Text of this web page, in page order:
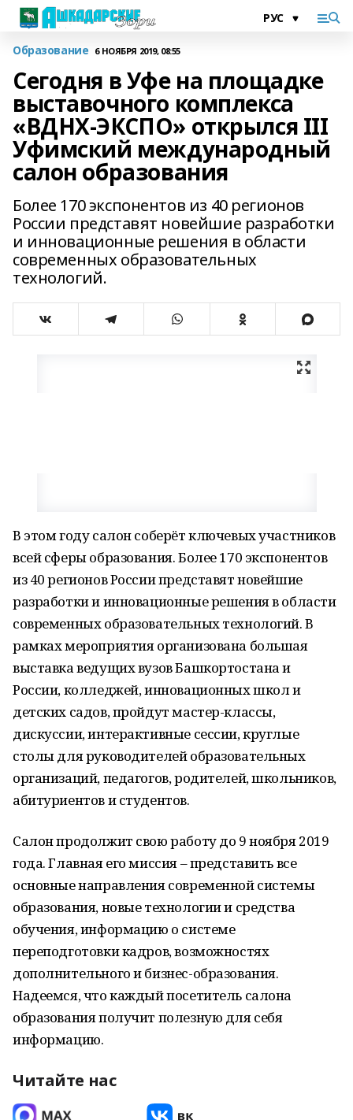
Образование 6 НОЯБРЯ 2019, 08:55
Сегодня в Уфе на площадке
выставочного комплекса
«ВДНХ-ЭКСПО» открылся III
Уфимский международный
салон образования
Более 170 экспонентов из 40 регионов
России представят новейшие разработки
и инновационные решения в области
современных образовательных
технологий.
В этом году салон соберёт ключевых участников
всей сферы образования. Более 170 экспонентов
из 40 регионов России представят новейшие
разработки и инновационные решения в области
современных образовательных технологий. В
рамках мероприятия организована большая
выставка ведущих вузов Башкортостана и
России, колледжей, инновационных школ и
детских садов, пройдут мастер-классы,
дискуссии, интерактивные сессии, круглые
столы для руководителей образовательных
организаций, педагогов, родителей, школьников,
абитуриентов и студентов.
Салон продолжит свою работу до 9 ноября 2019
года. Главная его миссия – представить все
основные направления современной системы
образования, новые технологии и средства
обучения, информацию о системе
переподготовки кадров, возможностях
дополнительного и бизнес-образования.
Надеемся, что каждый посетитель салона
образования получит полезную для себя
информацию.
Читайте нас